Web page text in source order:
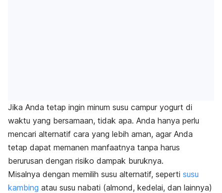
Jika Anda tetap ingin minum susu campur yogurt di
waktu yang bersamaan, tidak apa. Anda hanya perlu
mencari alternatif cara yang lebih aman, agar Anda
tetap dapat memanen manfaatnya tanpa harus
berurusan dengan risiko dampak buruknya.
Misalnya dengan memilih susu alternatif, seperti susu
kambing atau susu nabati (almond, kedelai, dan lainnya)